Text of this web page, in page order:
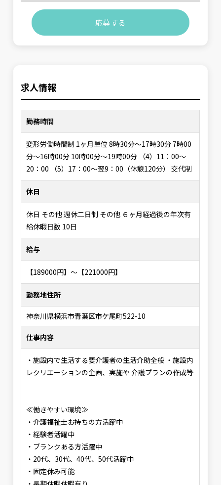
応募する
求人情報
勤務時間
変形労働時間制 1ヶ月単位 8時30分〜17時30分 7時00
分〜16時00分 10時00分〜19時00分 （4）11：00〜
20：00 （5）17：00〜翌9：00（休憩120分） 交代制
休日
休日 その他 週休二日制 その他 ６ヶ月経過後の年次有
給休暇日数 10日
給与
【189000円】〜【221000円】
勤務地住所
神奈川県横浜市青葉区市ケ尾町522-10
仕事内容
・施設内で生活する要介護者の生活介助全般 ・施設内
レクリエーションの企画、実施や 介護プランの作成等
≪働きやすい環境≫
・介護福祉士お持ちの方活躍中
・経験者活躍中
・ブランクある方活躍中
・20代、30代、40代、50代活躍中
・固定休み可能